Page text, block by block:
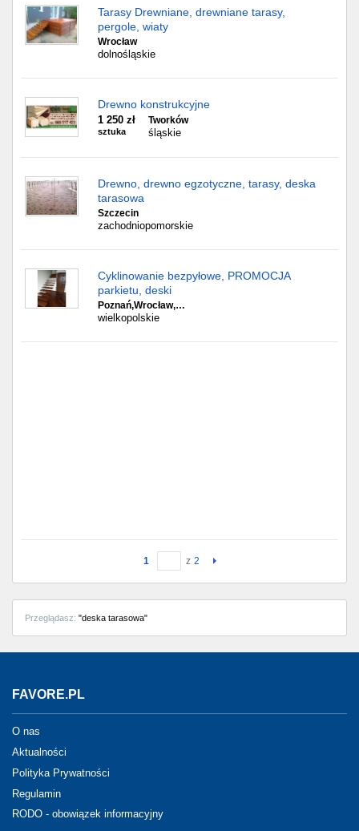
Tarasy Drewniane, drewniane tarasy,
pergole, wiaty
Wrocław
dolnośląskie
Drewno konstrukcyjne
1 250 zł
sztuka
Tworków
śląskie
Drewno, drewno egzotyczne, tarasy, deska
tarasowa
Szczecin
zachodniopomorskie
Cyklinowanie bezpyłowe, PROMOCJA
parkietu, deski
Poznań,Wrocław,…
wielkopolskie
1 z 2
Przeglądasz: "deska tarasowa"
FAVORE.PL
O nas
Aktualności
Polityka Prywatności
Regulamin
RODO - obowiązek informacyjny